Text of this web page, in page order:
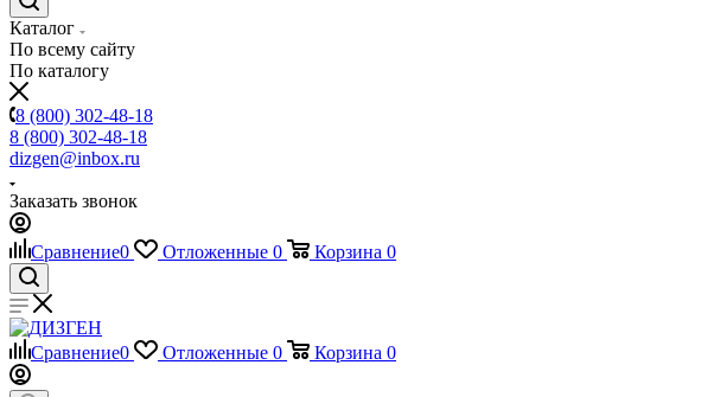
Каталог
По всему сайту
По каталогу
8 (800) 302-48-18
8 (800) 302-48-18
dizgen@inbox.ru
Заказать звонок
Сравнение0 Отложенные 0 Корзина 0
Сравнение0 Отложенные 0 Корзина 0